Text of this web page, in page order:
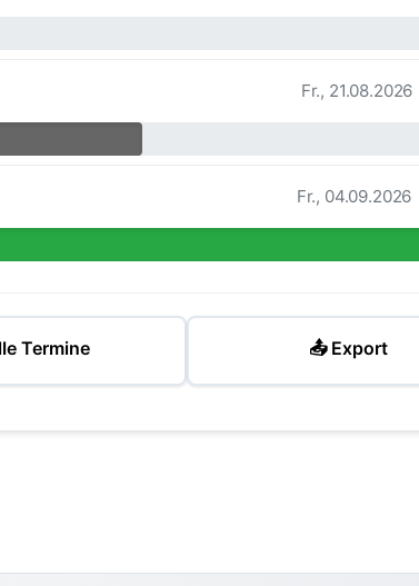
Fr., 21.08.2026
Fr., 04.09.2026
Termine 📤 Export